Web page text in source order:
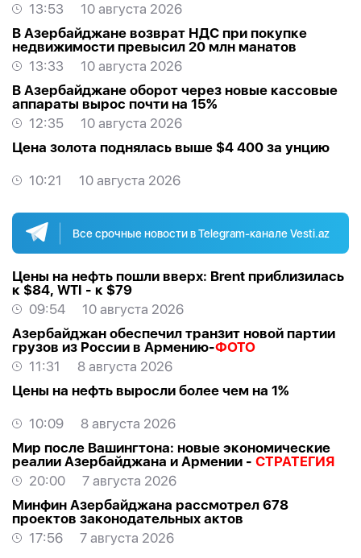
13:53
10 августа 2026
В Азербайджане возврат НДС при покупке
недвижимости превысил 20 млн манатов
13:33
10 августа 2026
В Азербайджане оборот через новые кассовые
аппараты вырос почти на 15%
12:35
10 августа 2026
Цена золота поднялась выше $4 400 за унцию
10:21 10 августа 2026
Все срочные новости в Telegram-канале Vesti.az
Цены на нефть пошли вверх: Brent приблизилась
к $84, WTI - к $79
09:54
10 августа 2026
Азербайджан обеспечил транзит новой партии
грузов из России в Армению-ФОТО
11:31
8 августа 2026
Цены на нефть выросли более чем на 1%
10:09
8 августа 2026
Мир после Вашингтона: новые экономические
реалии Азербайджана и Армении - СТРАТЕГИЯ
20:00
7 августа 2026
Минфин Азербайджана рассмотрел 678
проектов законодательных актов
17:56
7 августа 2026